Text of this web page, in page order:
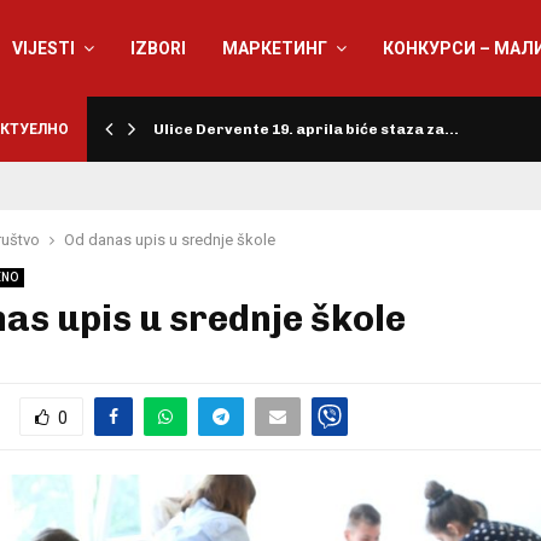
VIJESTI IZBORI МАРКЕТИНГ КОНКУРСИ –
Ulice Dervente 19. aprila biće staza za…
Od danas upis u srednje škole
upis u srednje škole
0